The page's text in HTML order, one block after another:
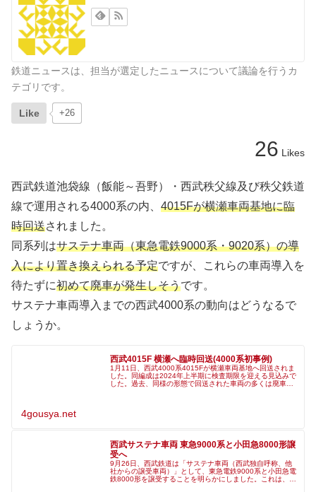
鉄道ニュースは、担当が選定したニュースについて議論を行うカ
テゴリです。
Like +26
26 Likes
西武鉄道池袋線（飯能～吾野）・西武秩父線及び秩父鉄道
線で運用される4000系の内、 4015Fが横瀬車両基地に臨
時回送されました。
同系列はサステナ車両（東急電鉄9000系・9020系）の導
入により置き換えられる予定ですが、これらの車両導入を
待たずに初めて廃車が発生しそうです。
サステナ車両導入までの西武4000系の動向はどうなるで
しょうか。
西武4015F 横瀬へ臨時回送(4000系初事例)
1月11日、西武4000系4015Fが横瀬車両基地へ回送されま
した。同編成は2024年上半期に検査期限を迎える見込みで
した。過去、同様の形態で回送された車両の多くは廃車目
4gousya.net
西武サステナ車両 東急9000系と小田急8000形譲
受へ
9月26日、西武鉄道は「サステナ車両（西武独自呼称、他
社からの譲受車両）」として、東急電鉄9000系と小田急電
鉄8000形を譲受することを明らかにしました。これは、西